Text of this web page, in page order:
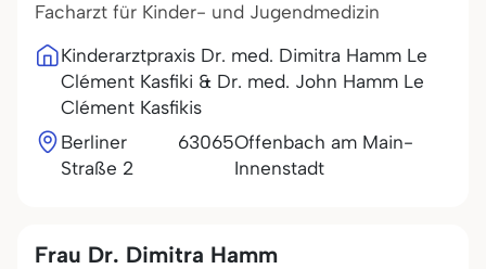
Facharzt für Kinder- und Jugendmedizin
Kinderarztpraxis Dr. med. Dimitra Hamm Le
Clément Kasfiki & Dr. med. John Hamm Le
Clément Kasfikis
Berliner
Straße 2
63065Offenbach am Main-
Innenstadt
Frau Dr. Dimitra Hamm